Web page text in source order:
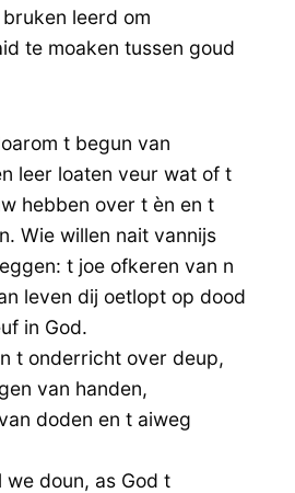
leerd om
te moaken tussen goud
t begun van
leer loaten veur wat of t
hebben over t èn en t
Wie willen nait vannijs
t joe ofkeren van n
leven dij oetlopt op dood
in God.
t onderricht over deup,
van handen,
doden en t aiweg
we doun, as God t